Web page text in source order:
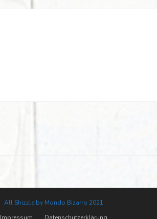
All Shizzle by Mondo Bizarro 2021